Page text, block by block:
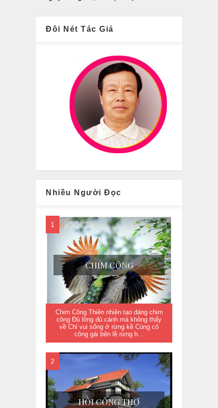
Đôi Nét Tác Giả
Nhiều Người Đọc
CHIM CÔNG
Chim Công Thiên nhiên tạo dáng chim
công Đủ lông đủ cánh mà không thấy
về Chỉ vui sống ở rừng kề Cùng cô
công gái bên lề rừng h...
HỒI CÔNG THỢ